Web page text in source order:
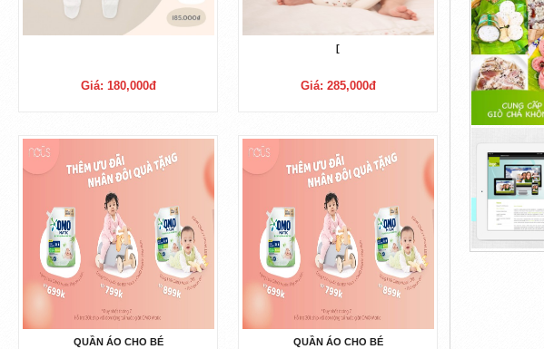
Giá: 180,000đ
[
Giá: 285,000đ
QUẦN ÁO CHO BÉ QUẦN ÁO CHO BÉ